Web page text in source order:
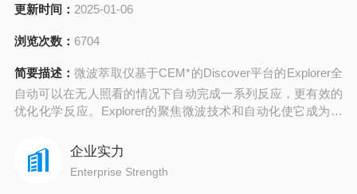
更新时间： 2025-01-06
浏览次数： 6704
简要描述： 微波萃取仪基于CEM*的Discover平台的Explorer全
自动可以在无人照看的情况下自动完成一系列反应，更有效的
优化化学反应。Explorer的聚焦微波技术和自动化使它成为目
企业实力
Enterprise Strength